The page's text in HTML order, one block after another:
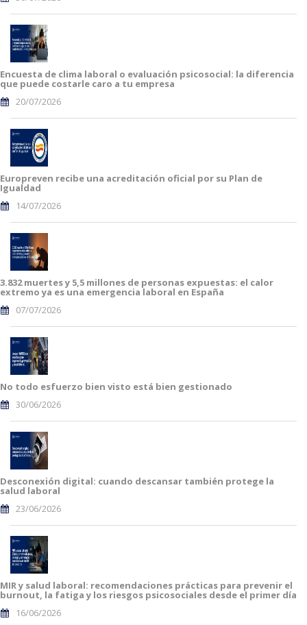
Encuesta de clima laboral o evaluación psicosocial: la diferencia
que puede costarle caro a tu empresa
20/07/2026
Europreven recibe una acreditación oficial por su Plan de
Igualdad
14/07/2026
3.832 muertes y 5,5 millones de personas expuestas: el calor
extremo ya es una emergencia laboral en España
07/07/2026
No todo esfuerzo bien visto está bien gestionado
30/06/2026
Desconexión digital: cuando descansar también protege la
salud laboral
23/06/2026
MIR y salud laboral: recomendaciones prácticas para prevenir el
burnout, la fatiga y los riesgos psicosociales desde el primer día
16/06/2026